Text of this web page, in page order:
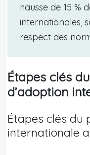
hausse de 15 %
internationales,
respect des
Étapes clés
d’adoption
Étapes clés du
internationale